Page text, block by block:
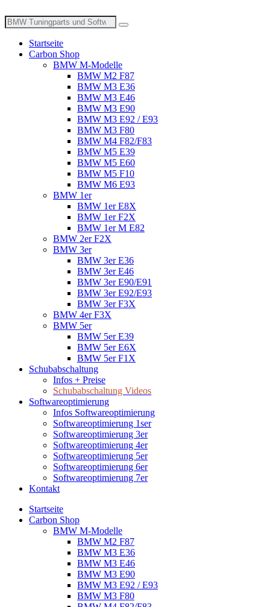
Inhalt
wechseln
Suche
nach:
Startseite
Carbon Shop
BMW M-Modelle
BMW M2 F87
BMW M3 E36
BMW M3 E46
BMW M3 E90
BMW M3 E92 / E93
BMW M3 F80
BMW M4 F82/F83
BMW M5 E39
BMW M5 E60
BMW M5 F10
BMW M6 E93
BMW 1er
BMW 1er E8X
BMW 1er F2X
BMW 1er M E82
BMW 2er F2X
BMW 3er
BMW 3er E36
BMW 3er E46
BMW 3er E90/E91
BMW 3er E92/E93
BMW 3er F3X
BMW 4er F3X
BMW 5er
BMW 5er E39
BMW 5er E6X
BMW 5er F1X
Schubabschaltung
Infos + Preise
Schubabschaltung Videos
Softwareoptimierung
Infos Softwareoptimierung
Softwareoptimierung 1ser
Softwareoptimierung 3er
Softwareoptimierung 4er
Softwareoptimierung 5er
Softwareoptimierung 6er
Softwareoptimierung 7er
Kontakt
Startseite
Carbon Shop
BMW M-Modelle
BMW M2 F87
BMW M3 E36
BMW M3 E46
BMW M3 E90
BMW M3 E92 / E93
BMW M3 F80